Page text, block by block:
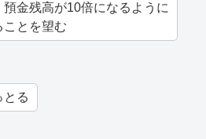
預金残高が10倍になるように
ことを望む
とる